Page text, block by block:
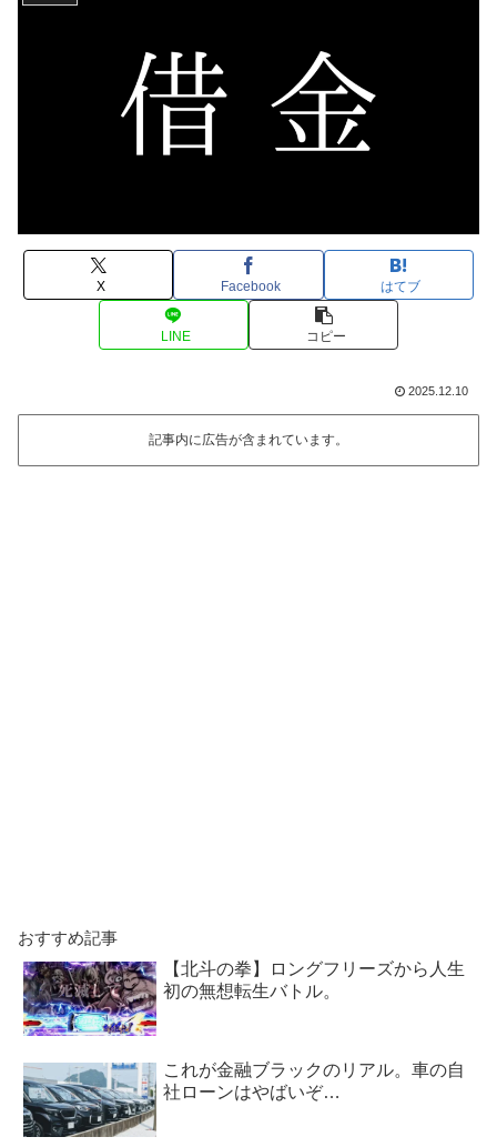
X Facebook はてブ
LINE コピー
2025.12.10
記事内に広告が含まれています。
おすすめ記事
【北斗の拳】ロングフリーズから人生
初の無想転生バトル。
これが金融ブラックのリアル。車の自
社ローンはやばいぞ…